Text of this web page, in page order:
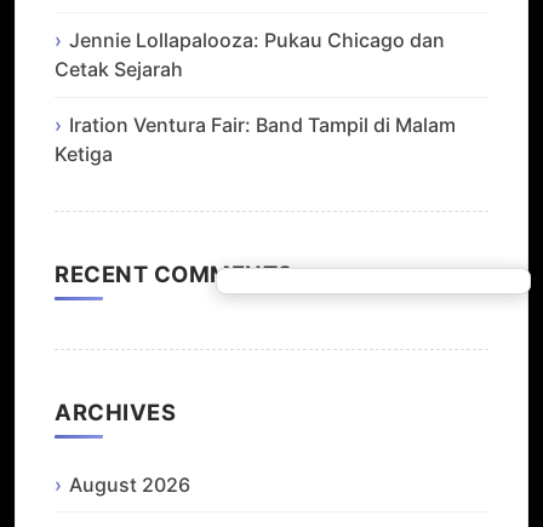
Jennie Lollapalooza: Pukau Chicago dan
Cetak Sejarah
Iration Ventura Fair: Band Tampil di Malam
Ketiga
RECENT COMMENTS
ARCHIVES
August 2026